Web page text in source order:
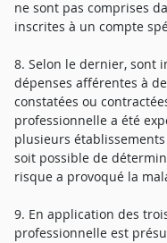
ne sont pas comprises
inscrites à un compte
8. Selon le dernier, sont
dépenses afférentes à
constatées ou
professionnelle a été
plusieurs
soit possible de
risque a provoqué la
9. En application des
professionnelle est